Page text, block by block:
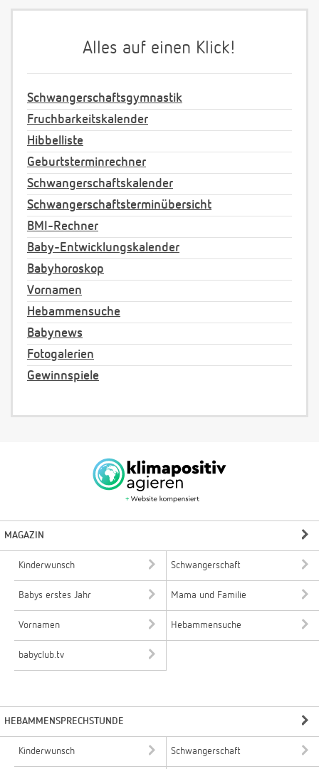
Alles auf einen Klick!
Schwangerschaftsgymnastik
Fruchbarkeitskalender
Hibbelliste
Geburtsterminrechner
Schwangerschaftskalender
Schwangerschaftsterminübersicht
BMI-Rechner
Baby-Entwicklungskalender
Babyhoroskop
Vornamen
Hebammensuche
Babynews
Fotogalerien
Gewinnspiele
MAGAZIN
Kinderwunsch Schwangerschaft
Babys erstes Jahr Mama und Familie
Vornamen Hebammensuche
babyclub.tv
HEBAMMENSPRECHSTUNDE
Kinderwunsch Schwangerschaft